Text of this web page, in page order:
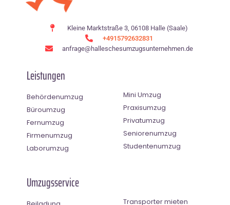
Kleine Marktstraße 3, 06108 Halle (Saale)
+4915792632831
anfrage@halleschesumzugsunternehmen.de
Leistungen
Behördenumzug
Büroumzug
Fernumzug
Firmenumzug
Laborumzug
Mini Umzug
Praxisumzug
Privatumzug
Seniorenumzug
Studentenumzug
Umzugsservice
Transporter mieten